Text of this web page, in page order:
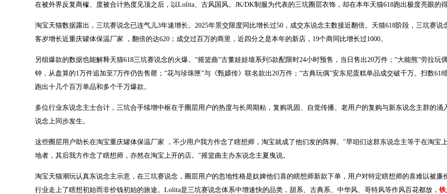
在被外界反复商榷、度被合计热度见顶之后，以Lolita、古风国风、JK/DK制服为代表的三坑圈层衣饰，却在本年天猫618跑出极度亮眼的得
淘宝天猫数据露出，三坑赛说念已连气儿3年速增长。2025年景交限度同比增长过50，成交东说念主数接近翻倍。天猫618阶段，三坑赛说
客岁增长近重庆罐体保温厂家 ，翻倍的达620；成交过百万的商里，近四分之是本年的新店，19个商同比增长过1000。
另组爆款的数据也能解释天猫618三坑赛说念的火爆。“摇篮曲”古董娃娃墙系列5款配限时24小时预售，当日售出20万件；“大能熊”劳拉玩
钟，从盘算的1万件追加至7万件仍告售罄；“花与珍珠匣”与《甄嬛传》联名款出20万件；“古典玩偶”安东尼蛋糕单品成交破千万。扫数
跑出十几个百万单品和多个千万爆款。
多位行业东说念主士合计，三坑合手续增中枢在于圈层用户的热度与长周期粘，复购巩固、自觉传播。老用户的复购与新东说念主群的涌
说念上同步发生。
这些圈层用户助长在淘宝重庆罐体保温厂家 ，不少用户我方作念了瞎想师，淘宝就成了他们发的阵脚。"早咱们这群东说念主等于在淘宝
地者，其后我方作念了瞎想师，亦然在淘宝上开的店。"摇篮曲主办东说念主夏曳说。
淘宝天猫潮玩认真东说念主示意，在三坑赛说念，圈层用户的忽地性格是奴婢他们喜的瞎想师新款下单，用户对特定瞎想师的喜难以被廉
行业走上了瞎想初始而非价钱初始的旅途。Lolita是三坑赛说念体系中增速快的品类，甜系、古典系、中华风、哥特风等作风百花都放，